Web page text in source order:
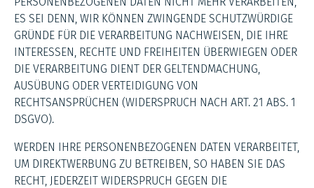
ES SEI DENN, WIR KÖNNEN ZWINGENDE SCHUTZWÜRDIGE
GRÜNDE FÜR DIE VERARBEITUNG NACHWEISEN, DIE IHRE
INTERESSEN, RECHTE UND FREIHEITEN ÜBERWIEGEN ODER
DIE VERARBEITUNG DIENT DER GELTENDMACHUNG,
AUSÜBUNG ODER VERTEIDIGUNG VON
RECHTSANSPRÜCHEN (WIDERSPRUCH NACH ART. 21 ABS. 1
DSGVO).
WERDEN IHRE PERSONENBEZOGENEN DATEN VERARBEITET,
UM DIREKTWERBUNG ZU BETREIBEN, SO HABEN SIE DAS
RECHT, JEDERZEIT WIDERSPRUCH GEGEN DIE